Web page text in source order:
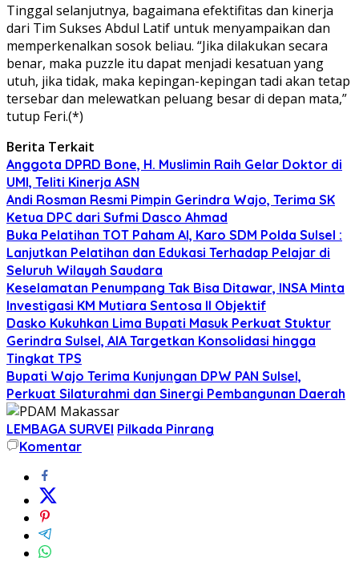
Tinggal selanjutnya, bagaimana efektifitas dan kinerja
dari Tim Sukses Abdul Latif untuk menyampaikan dan
memperkenalkan sosok beliau. “Jika dilakukan secara
benar, maka puzzle itu dapat menjadi kesatuan yang
utuh, jika tidak, maka kepingan-kepingan tadi akan tetap
tersebar dan melewatkan peluang besar di depan mata,”
tutup Feri.(*)
Berita Terkait
Anggota DPRD Bone, H. Muslimin Raih Gelar Doktor di
UMI, Teliti Kinerja ASN
Andi Rosman Resmi Pimpin Gerindra Wajo, Terima SK
Ketua DPC dari Sufmi Dasco Ahmad
Buka Pelatihan TOT Paham AI, Karo SDM Polda Sulsel :
Lanjutkan Pelatihan dan Edukasi Terhadap Pelajar di
Seluruh Wilayah Saudara
Keselamatan Penumpang Tak Bisa Ditawar, INSA Minta
Investigasi KM Mutiara Sentosa II Objektif
Dasko Kukuhkan Lima Bupati Masuk Perkuat Stuktur
Gerindra Sulsel, AIA Targetkan Konsolidasi hingga
Tingkat TPS
Bupati Wajo Terima Kunjungan DPW PAN Sulsel,
Perkuat Silaturahmi dan Sinergi Pembangunan Daerah
LEMBAGA SURVEI Pilkada Pinrang
Komentar